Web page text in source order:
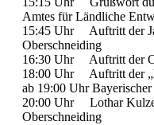
Amtes für Ländliche
15:45 Uhr Auftritt der
Oberschneiding
16:30 Uhr Auftritt der
18:00 Uhr Auftritt der
ab 19:00 Uhr
20:00 Uhr Lothar
Oberschneiding